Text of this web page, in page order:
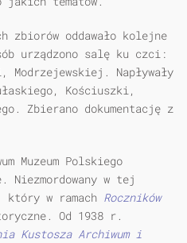
zbiorów oddawało kolejne
urządzono salę ku czci:
Modrzejewskiej. Napływały
Kościuszki,
Zbierano dokumentację z
Muzeum Polskiego
Niezmordowany w tej
który w ramach Roczników
Od 1938 r.
Kustosza Archiwum i